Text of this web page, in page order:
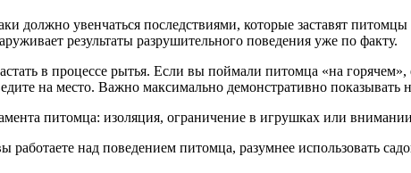
должно увенчаться последствиями, которые заставят
результаты разрушительного поведения уже по факту.
в процессе рытья. Если вы поймали питомца «на
на место. Важно максимально демонстративно
питомца: изоляция, ограничение в игрушках или
над поведением питомца, разумнее использовать